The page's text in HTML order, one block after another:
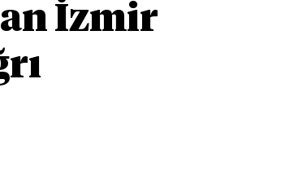
İzmir